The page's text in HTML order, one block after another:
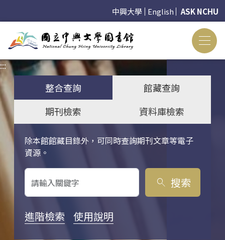
中興大學 English ASK NCHU
:::
整合查詢
館藏查詢
期刊檢索
資料庫檢索
除本館館藏目錄外，可同時查詢期刊文章等電子
資源。
關鍵字搜尋
search 搜索
進階檢索 使用說明